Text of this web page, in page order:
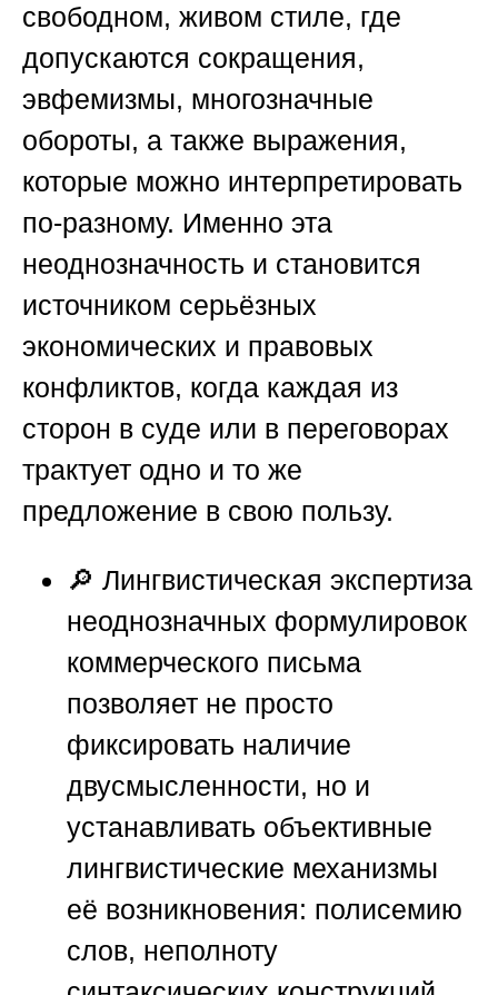
свободном, живом стиле, где
допускаются сокращения,
эвфемизмы, многозначные
обороты, а также выражения,
которые можно интерпретировать
по-разному. Именно эта
неоднозначность и становится
источником серьёзных
экономических и правовых
конфликтов, когда каждая из
сторон в суде или в переговорах
трактует одно и то же
предложение в свою пользу.
🔎 Лингвистическая экспертиза
неоднозначных формулировок
коммерческого письма
позволяет не просто
фиксировать наличие
двусмысленности, но и
устанавливать объективные
лингвистические механизмы
её возникновения: полисемию
слов, неполноту